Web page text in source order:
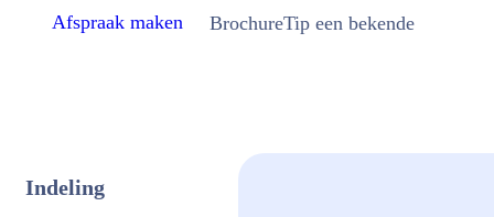
Afspraak maken BrochureTip een bekende
Indeling